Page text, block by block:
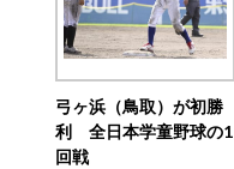
弓ヶ浜（鳥取）が初勝
利 全日本学童野球の1
回戦